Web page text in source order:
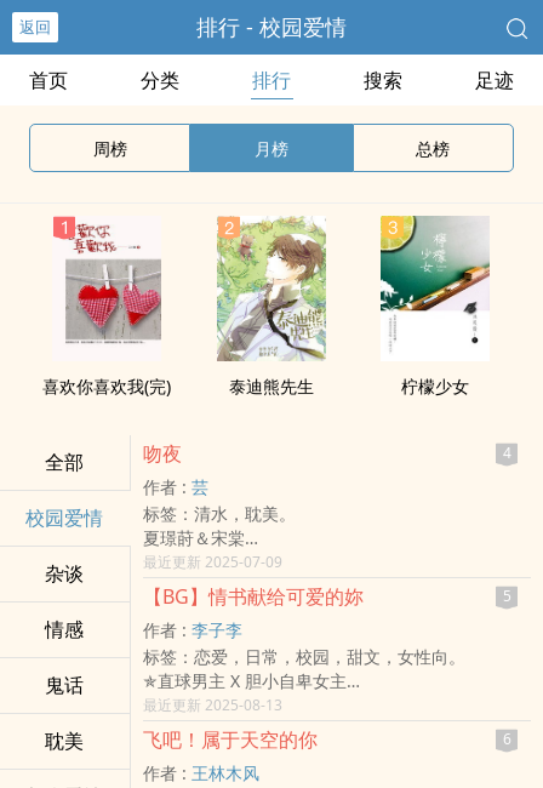
返回 排行 - 校园爱情
首页 分类 排行 搜索 足迹
周榜 月榜 总榜
喜欢你喜欢我(完) 泰迪熊先生 柠檬少女
全部
校园爱情
杂谈
情感
鬼话
耽美
吻夜 4
作者 : 芸
标签：清水，耽美。
夏璟莳＆宋棠
——「你知道吗?待在夜里的人，是没有资格拥抱白
昼的。」
宋棠本以为他会和恶梦一起度过一辈子，
但夏璟莳的出现，让宋棠的世界出现了光。
我的夏天，我的风景，我在黑夜里的光。
这个我已不抱希冀的世界，
有人一点一滴用爱替我拨开云雾。
现在，我终于重见光明。
「你想好了吗?这一次，我就舍不得再放你走了。」
封面制作：羡子
最近更新 2025-07-09
【BG】情书献给可爱的妳 5
作者 : 李子李
标签：恋爱，日常，校园，甜文，女性向。
✯直球男主 X 胆小自卑女主
✯完全无虐的校园小甜饼
✯简短文案：
「这给妳，可不要误会了。」
从长相凶恶的同班同学手中拿到信，张若芷有些意
最近更新 2025-08-13
飞吧！属于天空的你 6
作者 : 王林木风